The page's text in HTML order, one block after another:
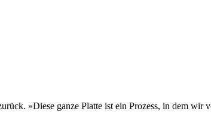
»Diese ganze Platte ist ein Prozess, in dem wir